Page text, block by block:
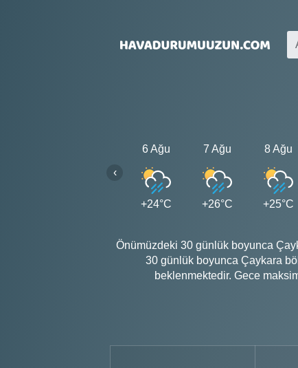
6 Ağu
+24°C
7 Ağu
+26°C
8 Ağu
+25°C
‹
Önümüzdeki 30 günlük boyunca
30 günlük boyunca Çaykara
beklenmektedir. Gece